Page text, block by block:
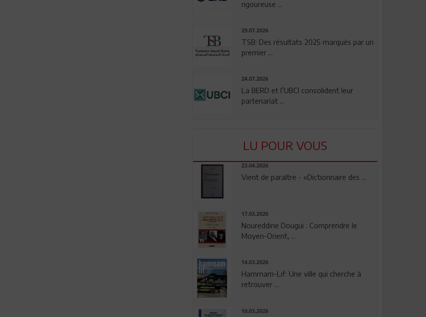
rigoureuse ...
29.07.2026
TSB: Des résultats 2025 marqués par un
premier ...
24.07.2026
La BERD et l’UBCI consolident leur
partenariat ...
LU POUR VOUS
23.04.2026
Vient de paraître - «Dictionnaire des ...
17.03.2026
Noureddine Dougui : Comprendre le
Moyen-Orient, ...
14.03.2026
Hammam-Lif: Une ville qui cherche à
retrouver ...
10.03.2026